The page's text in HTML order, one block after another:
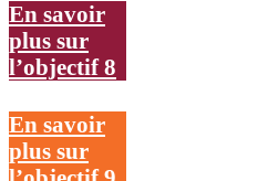
En savoir
plus sur
l’objectif 8
En savoir
plus sur